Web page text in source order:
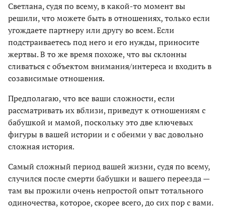
Светлана, судя по всему, в какой-то момент вы
решили, что можете быть в отношениях, только если
угождаете партнеру или другу во всем. Если
подстраиваетесь под него и его нужды, приносите
жертвы. В то же время похоже, что вы склонны
сливаться с объектом внимания/интереса и входить в
созависимые отношения.
Предполагаю, что все ваши сложности, если
рассматривать их вблизи, приведут к отношениям с
бабушкой и мамой, поскольку это две ключевых
фигуры в вашей истории и с обеими у вас довольно
сложная история.
Самый сложный период вашей жизни, судя по всему,
случился после смерти бабушки и вашего переезда —
там вы прожили очень непростой опыт тотального
одиночества, которое, скорее всего, до сих пор с вами.